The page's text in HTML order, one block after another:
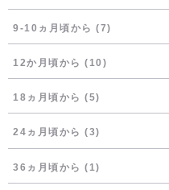
9-10ヵ月頃から (7)
12か月頃から (10)
18ヵ月頃から (5)
24ヵ月頃から (3)
36ヵ月頃から (1)